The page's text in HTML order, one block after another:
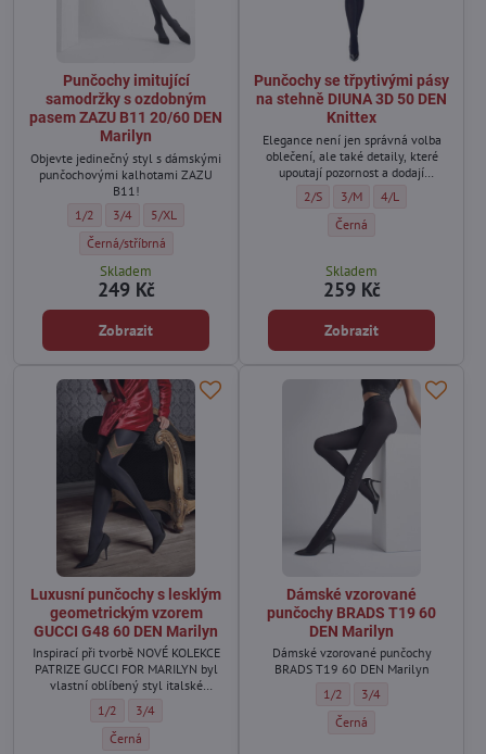
Punčochy imitující
samodržky s ozdobným
pasem ZAZU B11 20/60 DEN
Marilyn
Objevte jedinečný styl s dámskými
punčochovými kalhotami ZAZU
B11!
Punčochy imitující samodržky s ozdobným pasem ZAZU B11 20/60 DEN
1/2 Punčochy imitující samodržky s ozdobným pasem ZAZU B11 20/60
3/4 Punčochy imitující samodržky s ozdobným pasem ZAZU
5/XL
Punčochy imitující samodržky s ozdobným pasem ZAZU B11 20/60 DEN
Černá/stříbrná
Skladem
249 Kč
Zobrazit
Punčochy se třpytivými pásy
na stehně DIUNA 3D 50 DEN
Knittex
Elegance není jen správná volba
oblečení, ale také detaily, které
upoutají pozornost a dodají
Punčochy se třpytivými pásy na
2/S Punčochy se třpytivými
3/M Punčochy se
4/L
Punčochy se třpytivými
Černá
Skladem
259 Kč
Zobrazit
Luxusní punčochy s lesklým
geometrickým vzorem
GUCCI G48 60 DEN Marilyn
Inspirací při tvorbě NOVÉ KOLEKCE
PATRIZE GUCCI FOR MARILYN byl
vlastní oblíbený styl italské
Luxusní punčochy s lesklým geometrickým vzorem GUCCI G48 60
1/2 Luxusní punčochy s lesklým geometrickým vzorem GUCCI G48
3/4
Luxusní punčochy s lesklým geometrickým vzorem GUCCI G48 60
Černá
Dámské vzorované
punčochy BRADS T19 60
DEN Marilyn
Dámské vzorované punčochy
BRADS T19 60 DEN Marilyn
Dámské vzorované
1/2 Dámské vzorované
3/4
Dámské vzorované
Černá